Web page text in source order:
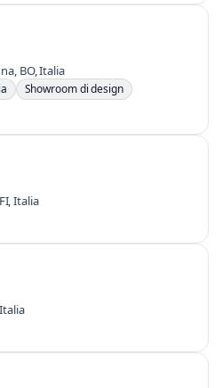
BO, Italia
Showroom di design
Italia